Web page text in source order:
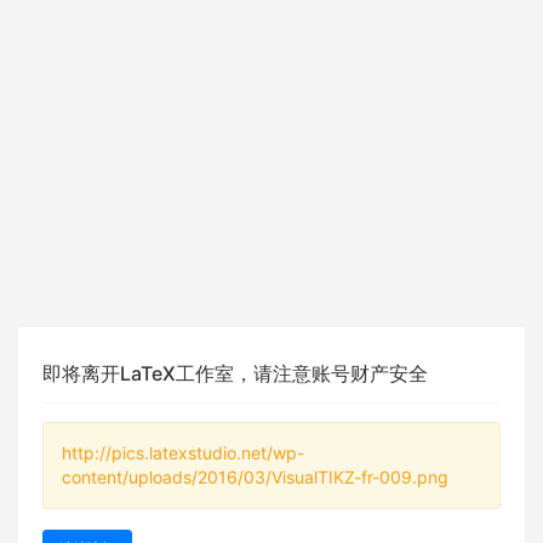
即将离开LaTeX工作室，请注意账号财产安全
http://pics.latexstudio.net/wp-
content/uploads/2016/03/VisualTIKZ-fr-009.png